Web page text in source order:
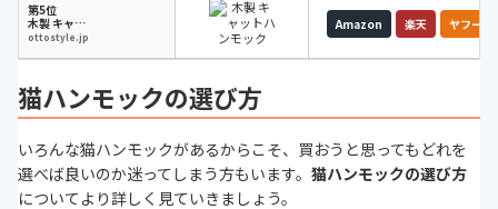
第5位
木製 キャットハンモック
ottostyle.jp
Amazon 楽天 ヤフー
猫ハンモックの選び方
いろんな猫ハンモックがあるからこそ、買おうと思ってもどれを
選べば良いのか迷ってしまう方もいます。 猫ハンモックの選び方
についてより詳しく見ていきましょう。